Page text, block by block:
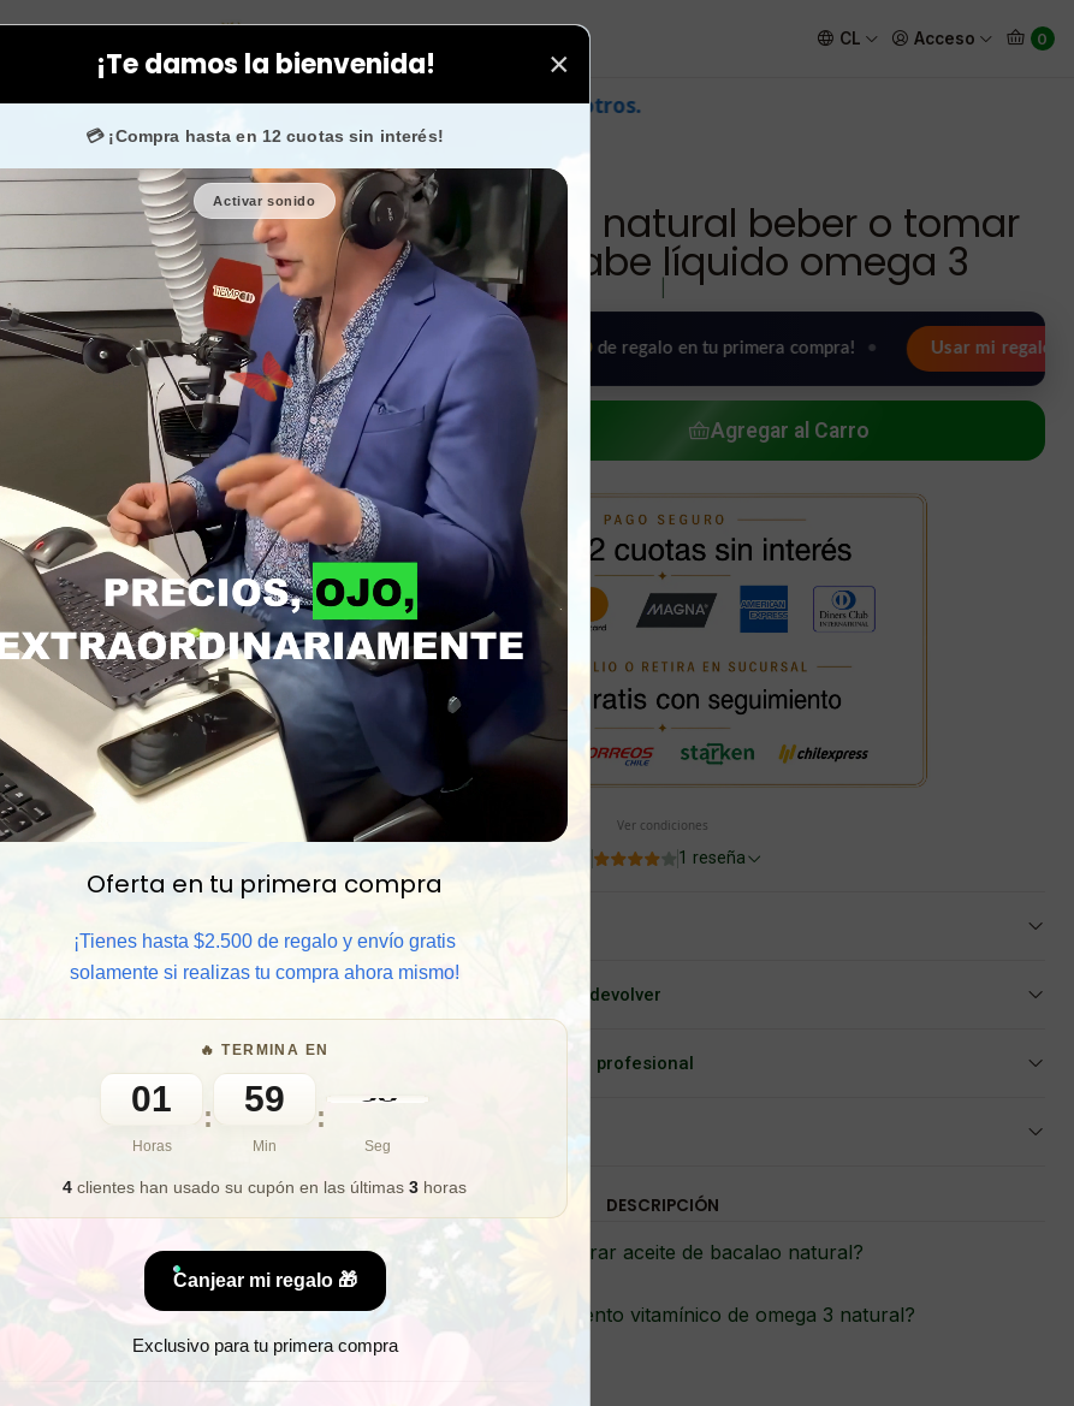
¡Te damos la bienvenida! ×
💳 ¡Compra hasta en 12 cuotas sin interés!
Activar sonido
Oferta en tu primera compra
¡Tienes hasta $2.500 de regalo y envío gratis
solamente si realizas tu compra ahora mismo!
🔥 TERMINA EN
01
Horas
: 59
Min
: 36
Seg
4 clientes han usado su cupón en las últimas 3 horas
Canjear mi regalo 🎁
Exclusivo para tu primera compra
CL Acceso 0
específicos Hombres Aceite bacalao natural beber o tomar comprar jarabe líquido omega 3
fans enInstagramconfían en nosotros.
Aceite bacalao natural beber o tomar
comprar jarabe líquido omega 3
🎉 Bienvenid@ 🔥 ¡Hasta $2.500 de regalo en tu primera compra! • Usar mi regalo ahora 🖤
Cantidad
Agregar al Carro
Ver condiciones
1 reseña
⏰ Garantía 8 meses para cambiar o devolver
🧑‍💼 Atención al cliente y/o Asesoría profesional
🎁 Lo quiero para regalo
DESCRIPCIÓN
¿Deseas comprar aceite de bacalao natural?
¿Buscas un suplemento vitamínico de omega 3 natural?